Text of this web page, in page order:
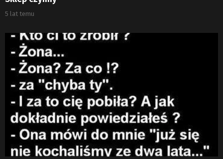
5 lat temu